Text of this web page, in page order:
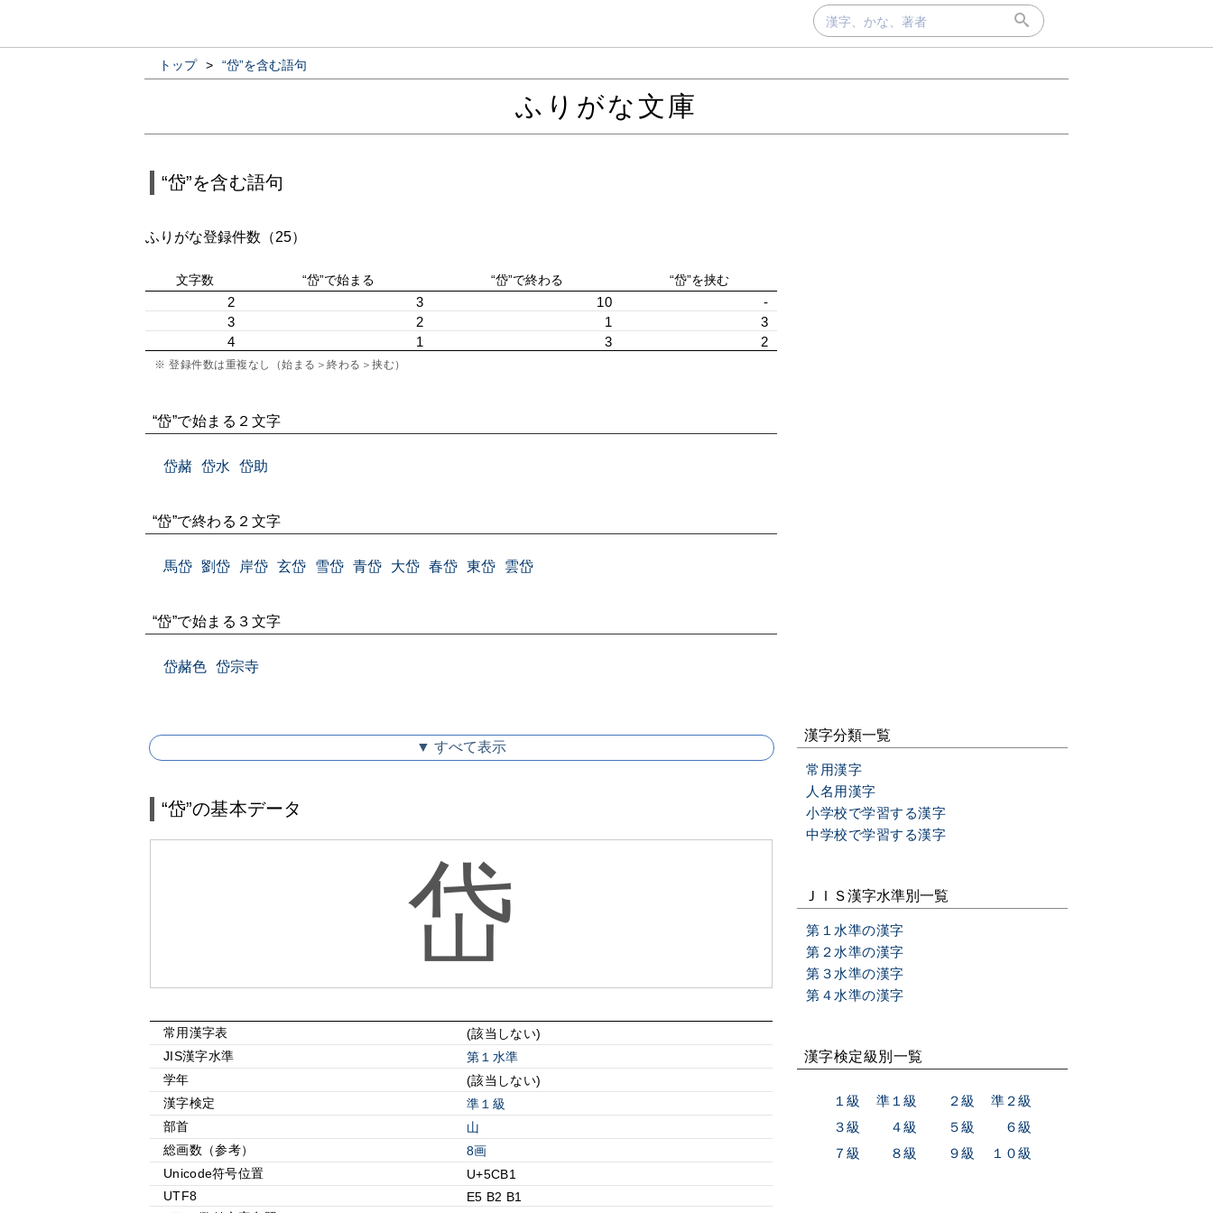
トップ > “岱”を含む語句
ふりがな文庫
“岱”を含む語句
ふりがな登録件数（25）
文字数 “岱”で始まる “岱”で終わる “岱”を挟む
2 3 10
-
3
2 1
3
4
1 3 2
※ 登録件数は重複なし（始まる＞終わる＞挟む）
“岱”で始まる２文字
岱赭 岱水 岱助
“岱”で終わる２文字
馬岱 劉岱 岸岱 玄岱 雪岱 青岱 大岱 春岱 東岱 雲岱
“岱”で始まる３文字
岱赭色 岱宗寺
▼ すべて表示
“岱”の基本データ
岱
常用漢字表
(該当しない)
JIS漢字水準
第１水準
学年
(該当しない)
漢字検定
準１級
部首
⼭
総画数（参考）
8画
Unicode符号位置
U+5CB1
UTF8
E5 B2 B1
漢字分類一覧
常用漢字
人名用漢字
小学校で学習する漢字
中学校で学習する漢字
ＪＩＳ漢字水準別一覧
第１水準の漢字
第２水準の漢字
第３水準の漢字
第４水準の漢字
漢字検定級別一覧
１級 準１級 ２級
準２級
３級
４級 ５級
６級
７級
８級 ９級 １０級